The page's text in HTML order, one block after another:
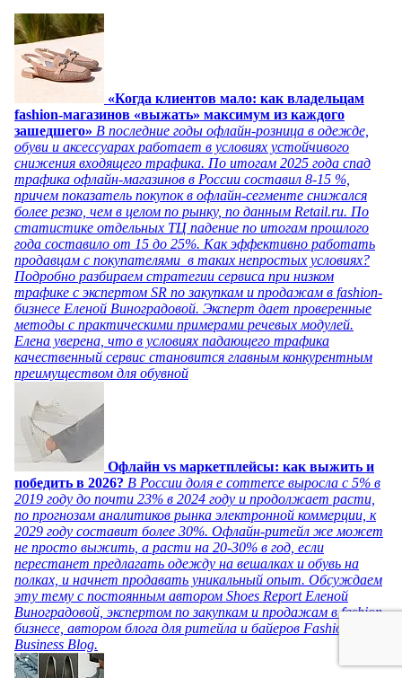
«Когда клиентов мало: как владельцам
fashion-магазинов «выжать» максимум из каждого
зашедшего» В последние годы офлайн-розница в одежде,
обуви и аксессуарах работает в условиях устойчивого
снижения входящего трафика. По итогам 2025 года спад
трафика офлайн-магазинов в России составил 8-15 %,
причем показатель покупок в офлайн-сегменте снижался
более резко, чем в целом по рынку, по данным Retail.ru. По
статистике отдельных ТЦ падение по итогам прошлого
года составило от 15 до 25%. Как эффективно работать
продавцам с покупателями в таких непростых условиях?
Подробно разбираем стратегии сервиса при низком
трафике с экспертом SR по закупкам и продажам в fashion-
бизнесе Еленой Виноградовой. Эксперт дает проверенные
методы с практическими примерами речевых модулей.
Елена уверена, что в условиях падающего трафика
качественный сервис становится главным конкурентным
преимуществом для обувной
Офлайн vs маркетплейсы: как выжить и
победить в 2026? В России доля e commerce выросла с 5% в
2019 году до почти 23% в 2024 году и продолжает расти,
по прогнозам аналитиков рынка электронной коммерции, к
2029 году составит более 30%. Офлайн-ритейл же может
не просто выжить, а расти на 20-30% в год, если
перестанет предлагать одежду на вешалках и обувь на
полках, и начнет продавать уникальный опыт. Обсуждаем
эту тему с постоянным автором Shoes Report Еленой
Виноградовой, экспертом по закупкам и продажам в fashion-
бизнесе, автором блога для ритейла и байеров Fashion
Business Blog.